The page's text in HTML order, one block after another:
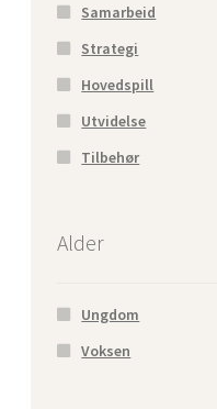
Samarbeid
Strategi
Hovedspill
Utvidelse
Tilbehør
Alder
Ungdom
Voksen